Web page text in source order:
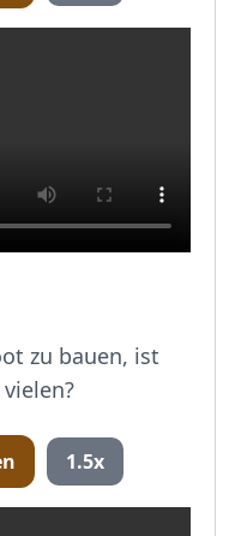
zu bauen, ist
1.5x